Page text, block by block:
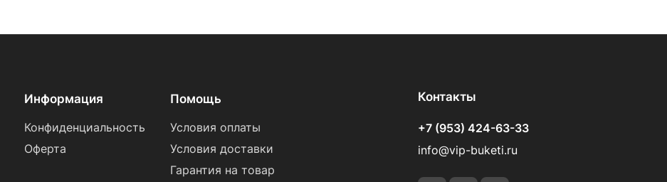
Информация
Конфиденциальность
Оферта
Помощь
Условия оплаты
Условия доставки
Гарантия на товар
Контакты
+7 (953) 424-63-33
info@vip-buketi.ru